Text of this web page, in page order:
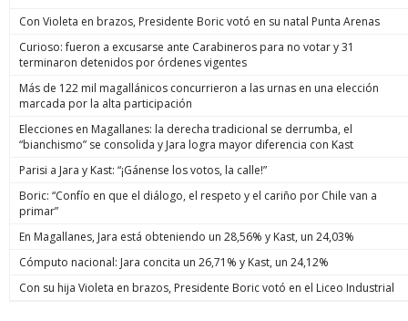
Con Violeta en brazos, Presidente Boric votó en su natal Punta Arenas
Curioso: fueron a excusarse ante Carabineros para no votar y 31
terminaron detenidos por órdenes vigentes
Más de 122 mil magallánicos concurrieron a las urnas en una elección
marcada por la alta participación
Elecciones en Magallanes: la derecha tradicional se derrumba, el
“bianchismo” se consolida y Jara logra mayor diferencia con Kast
Parisi a Jara y Kast: “¡Gánense los votos, la calle!”
Boric: “Confío en que el diálogo, el respeto y el cariño por Chile van a
primar”
En Magallanes, Jara está obteniendo un 28,56% y Kast, un 24,03%
Cómputo nacional: Jara concita un 26,71% y Kast, un 24,12%
Con su hija Violeta en brazos, Presidente Boric votó en el Liceo Industrial